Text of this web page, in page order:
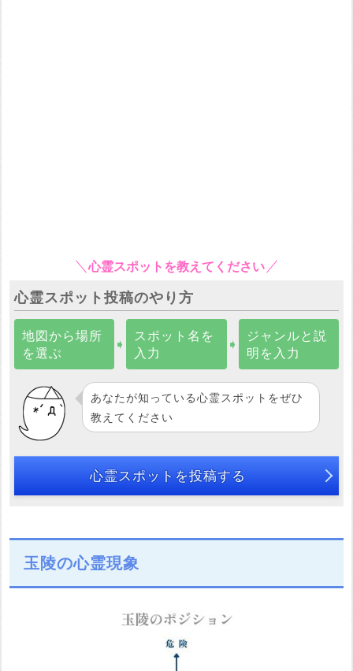
心霊スポットを教えてください
心霊スポット投稿のやり方
地図から場所
を選ぶ
➧
スポット名を
入力
➧
ジャンルと説
明を入力
あなたが知っている心霊スポットをぜひ
教えてください
心霊スポットを投稿する
玉陵の心霊現象